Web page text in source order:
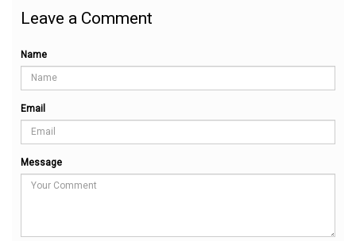
Leave a Comment
Name
Email
Message